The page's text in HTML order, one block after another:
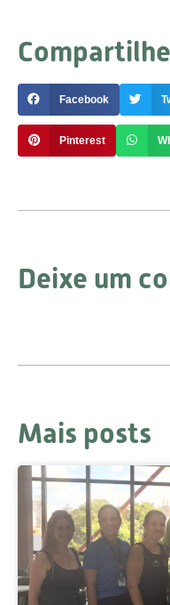
Compartilhe
Facebook
Pinterest
Deixe um
Mais posts